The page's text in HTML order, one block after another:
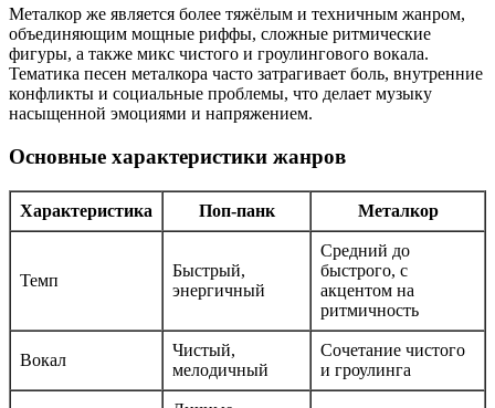
Металкор же является более тяжёлым и техничным жанром,
объединяющим мощные риффы, сложные ритмические
фигуры, а также микс чистого и гроулингового вокала.
Тематика песен металкора часто затрагивает боль, внутренние
конфликты и социальные проблемы, что делает музыку
насыщенной эмоциями и напряжением.
Основные характеристики жанров
Характеристика Поп-панк Металкор
Темп
Быстрый,
энергичный
Средний до
быстрого, с
акцентом на
ритмичность
Вокал
Чистый,
мелодичный
Сочетание чистого
и гроулинга